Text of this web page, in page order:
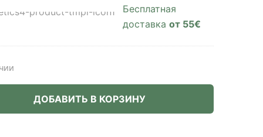
Бесплатная
доставка от 55€
ДОБАВИТЬ В КОРЗИНУ